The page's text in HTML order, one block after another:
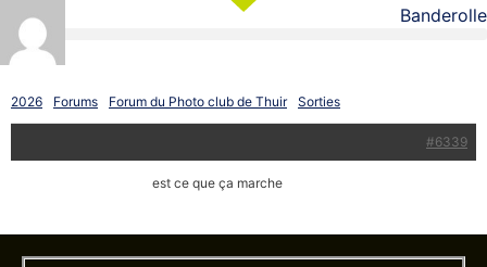
principal
Répondre à : Sorties
2026 Forums Forum du Photo club de Thuir Sorties
#6339
est ce que ça marche